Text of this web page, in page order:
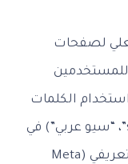
لصفحات
الكلمات
المفتاحية (مثل “seo in arabic”، “سيو عربي”) في
العناوين، المحتوى، الوصف التعريفي (Meta